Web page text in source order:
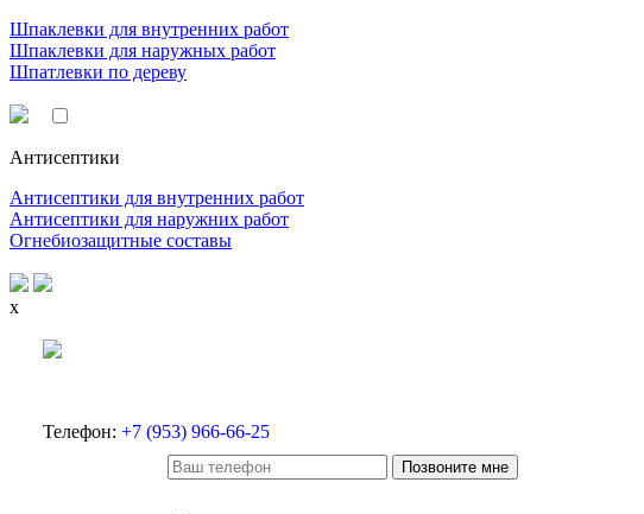
Шпаклевки для внутренних работ
Шпаклевки для наружных работ
Шпатлевки по дереву
Антисептики
Антисептики для внутренних работ
Антисептики для наружних работ
Огнебиозащитные составы
x
Телефон: +7 (953) 966-66-25
Позвоните мне